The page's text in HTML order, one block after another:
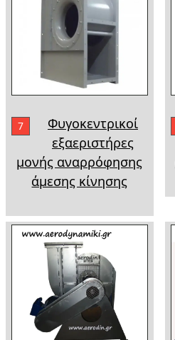
7
Φυγοκεντρικοί
εξαεριστήρες
μονής αναρρόφησης
άμεσης κίνησης